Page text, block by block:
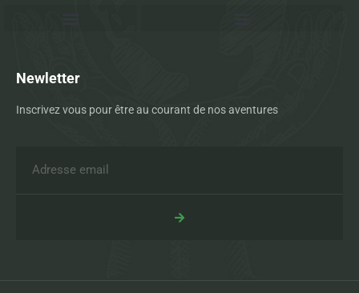
Newletter
Inscrivez vous pour être au courant de nos aventures